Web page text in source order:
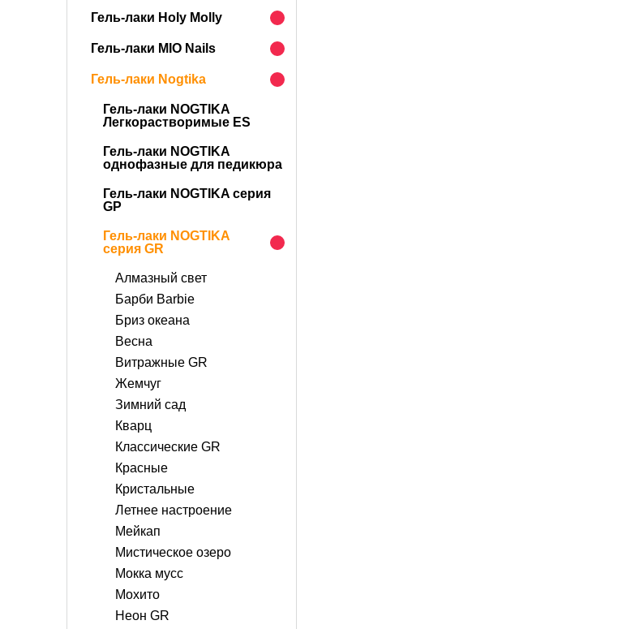
Гель-лаки Holy Molly
Гель-лаки MIO Nails
Гель-лаки Nogtika
Гель-лаки NOGTIKA
Легкорастворимые ES
Гель-лаки NOGTIKA
однофазные для педикюра
Гель-лаки NOGTIKA серия
GP
Гель-лаки NOGTIKA
серия GR
Алмазный свет
Барби Barbie
Бриз океана
Весна
Витражные GR
Жемчуг
Зимний сад
Кварц
Классические GR
Красные
Кристальные
Летнее настроение
Мейкап
Мистическое озеро
Мокка мусс
Мохито
Неон GR